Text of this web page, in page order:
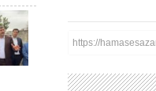
https://